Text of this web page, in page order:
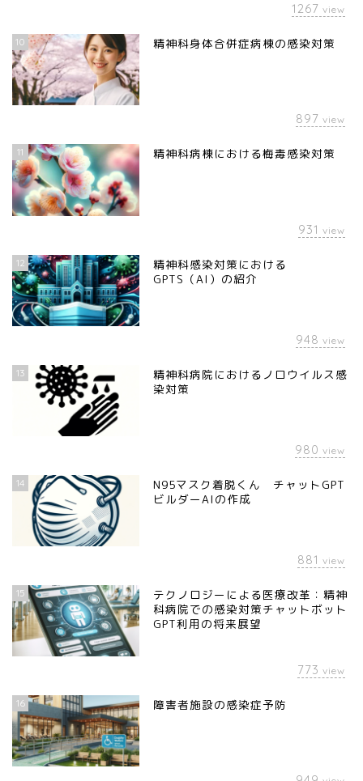
1267 view
10 精神科身体合併症病棟の感染対策
897 view
11 精神科病棟における梅毒感染対策
931 view
12
精神科感染対策における
GPTS（AI）の紹介
948 view
13
精神科病院におけるノロウイルス感
染対策
980 view
14
N95マスク着脱くん チャットGPT
ビルダーAIの作成
881 view
15
テクノロジーによる医療改革：精神
科病院での感染対策チャットボット
GPT利用の将来展望
773 view
16 障害者施設の感染症予防